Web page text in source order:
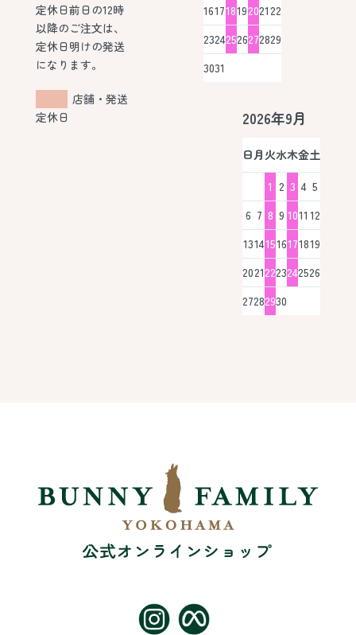
定休日前日の12時
以降のご注文は、
定休日明けの発送
になります。
店舗・発送
定休日
16171819202122
23242526272829
3031
2026年9月
日月 火水木金土
1 2 3 4 5
6 7 8 9 1011 12
13141516171819
20212223242526
27282930